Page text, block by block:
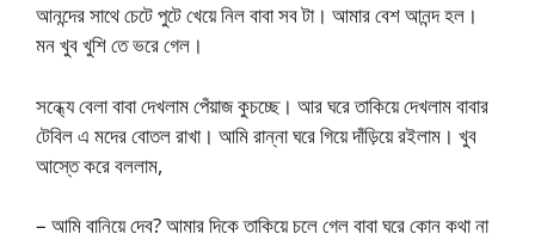
আনন্দের সাথে চেটে পুটে খেয়ে নিল বাবা সব টা। আমার বেশ আনন্দ হল।
মন খুব খুশি তে ভরে গেল।
সন্ধ্যে বেলা বাবা দেখলাম পেঁয়াজ কুচচ্ছে। আর ঘরে তাকিয়ে দেখলাম বাবার
টেবিল এ মদের বোতল রাখা। আমি রান্না ঘরে গিয়ে দাঁড়িয়ে রইলাম। খুব
আস্তে করে বললাম,
– আমি বানিয়ে দেব? আমার দিকে তাকিয়ে চলে গেল বাবা ঘরে কোন কথা না